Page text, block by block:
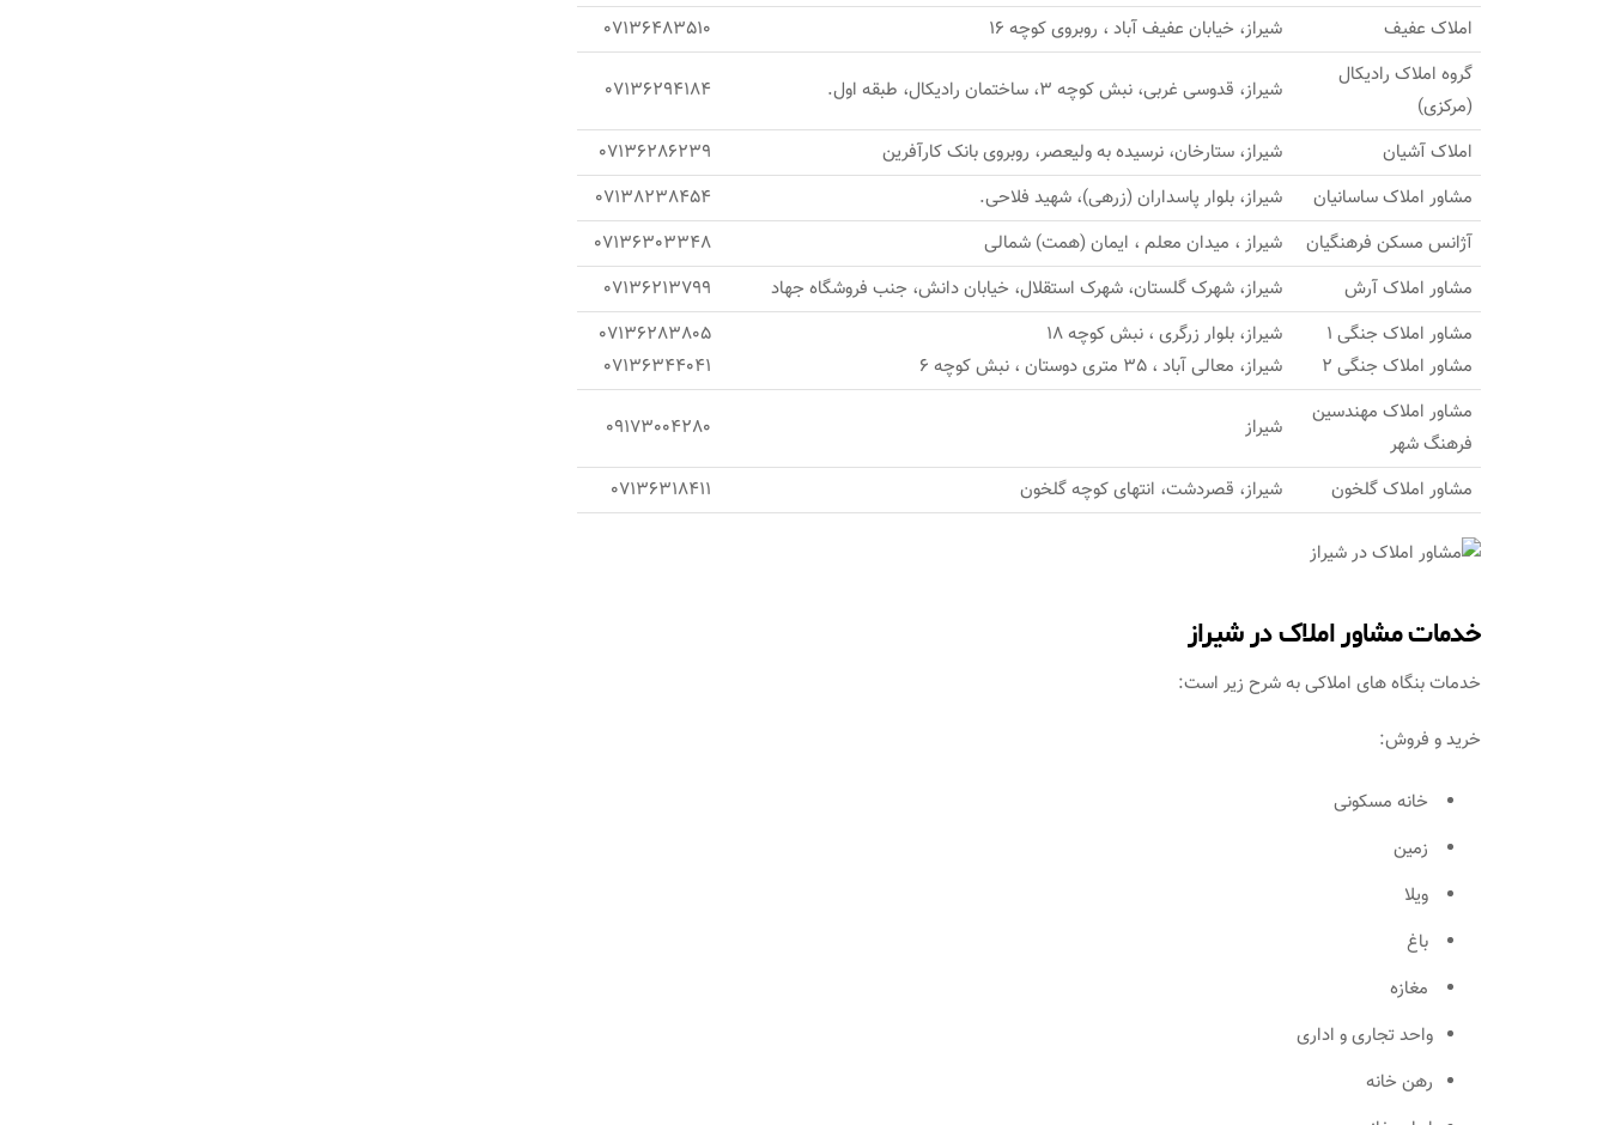
املاک عفیف شیراز، خیابان عفیف آباد ، روبروی کوچه 16
07136483510
گروه املاک رادیکال
(مرکزی)
شیراز، قدوسی غربی، نبش کوچه 3، ساختمان رادیکال، طبقه اول. 07136294184
املاک آشیان شیراز، ستارخان، نرسیده به ولیعصر، روبروی بانک کارآفرین
07136286239
مشاور املاک ساسانیان
شیراز، بلوار پاسداران (زرهی)، شهید فلاحی.
07138238454
آژانس مسکن فرهنگیان
شیراز ، میدان معلم ، ایمان (همت) شمالی
07136303348
مشاور املاک آرش
شیراز، شهرک گلستان، شهرک استقلال، خیابان دانش، جنب فروشگاه جهاد
07136213799
مشاور املاک جنگی 1
مشاور املاک جنگی 2
شیراز، بلوار زرگری ، نبش کوچه 18
شیراز، معالی آباد ، 35 متری دوستان ، نبش کوچه 6
07136283805
07136344041
مشاور املاک مهندسین
فرهنگ شهر
شیراز 09173004280
مشاور املاک گلخون شیراز، قصردشت، انتهای کوچه گلخون 07136318411
خدمات مشاور املاک در شیراز
خدمات بنگاه های املاکی به شرح زیر است:
خرید و فروش:
خانه مسکونی
زمین
ویلا
باغ
مغازه
واحد تجاری و اداری
رهن خانه